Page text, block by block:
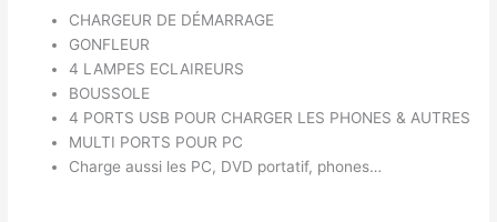
CHARGEUR DE DÉMARRAGE
GONFLEUR
4 LAMPES ECLAIREURS
BOUSSOLE
4 PORTS USB POUR CHARGER LES PHONES & AUTRES
MULTI PORTS POUR PC
Charge aussi les PC, DVD portatif, phones…